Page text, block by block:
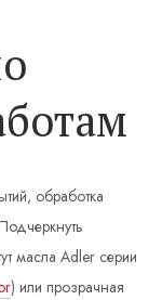
обработка
масла Adler серии
) или прозрачная